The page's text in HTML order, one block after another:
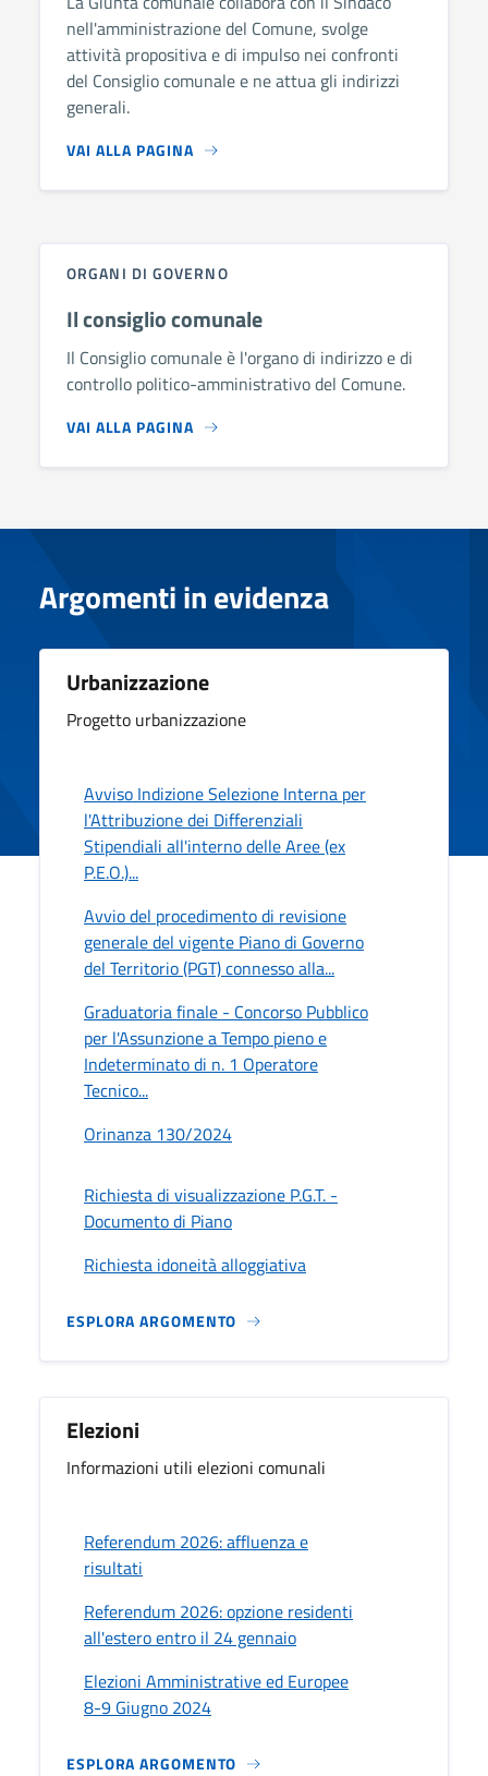
nell'amministrazione del Comune, svolge
attività propositiva e di impulso nei confronti
del Consiglio comunale e ne attua gli indirizzi
generali.
VAI ALLA PAGINA
ORGANI DI GOVERNO
Il consiglio comunale
Il Consiglio comunale è l'organo di indirizzo e di
controllo politico-amministrativo del Comune.
VAI ALLA PAGINA
Argomenti in evidenza
Urbanizzazione
Progetto urbanizzazione
Avviso Indizione Selezione Interna per
l'Attribuzione dei Differenziali
Stipendiali all'interno delle Aree (ex
P.E.O.)...
Avvio del procedimento di revisione
generale del vigente Piano di Governo
del Territorio (PGT) connesso alla...
Graduatoria finale - Concorso Pubblico
per l'Assunzione a Tempo pieno e
Indeterminato di n. 1 Operatore
Tecnico...
Orinanza 130/2024
Richiesta di visualizzazione P.G.T. -
Documento di Piano
Richiesta idoneità alloggiativa
ESPLORA ARGOMENTO
Elezioni
Informazioni utili elezioni comunali
Referendum 2026: affluenza e
risultati
Referendum 2026: opzione residenti
all'estero entro il 24 gennaio
Elezioni Amministrative ed Europee
8-9 Giugno 2024
ESPLORA ARGOMENTO